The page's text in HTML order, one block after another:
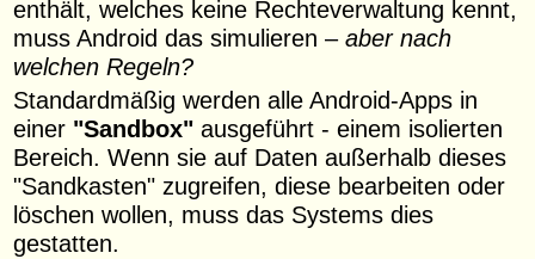
enthält, welches keine Rechteverwaltung kennt,
muss Android das simulieren –aber nach
welchen Regeln?
Standardmäßig werden alle Android-Apps in
einer "Sandbox" ausgeführt - einem isolierten
Bereich. Wenn sie auf Daten außerhalb dieses
"Sandkasten" zugreifen, diese bearbeiten oder
löschen wollen, muss das Systems dies
gestatten.